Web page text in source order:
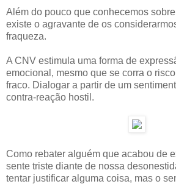
Além do pouco que conhecemos
existe o agravante de os
fraqueza.
A CNV estimula uma forma de
emocional, mesmo que se corra o
fraco. Dialogar a partir de um
contra-reação hostil.
Como rebater alguém que acabou de
sente triste diante de nossa
tentar justificar alguma coisa, mas o